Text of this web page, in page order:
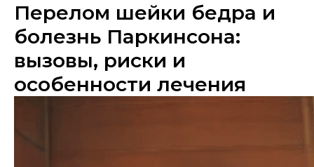
Перелом шейки бедра и
болезнь Паркинсона:
вызовы, риски и
особенности лечения